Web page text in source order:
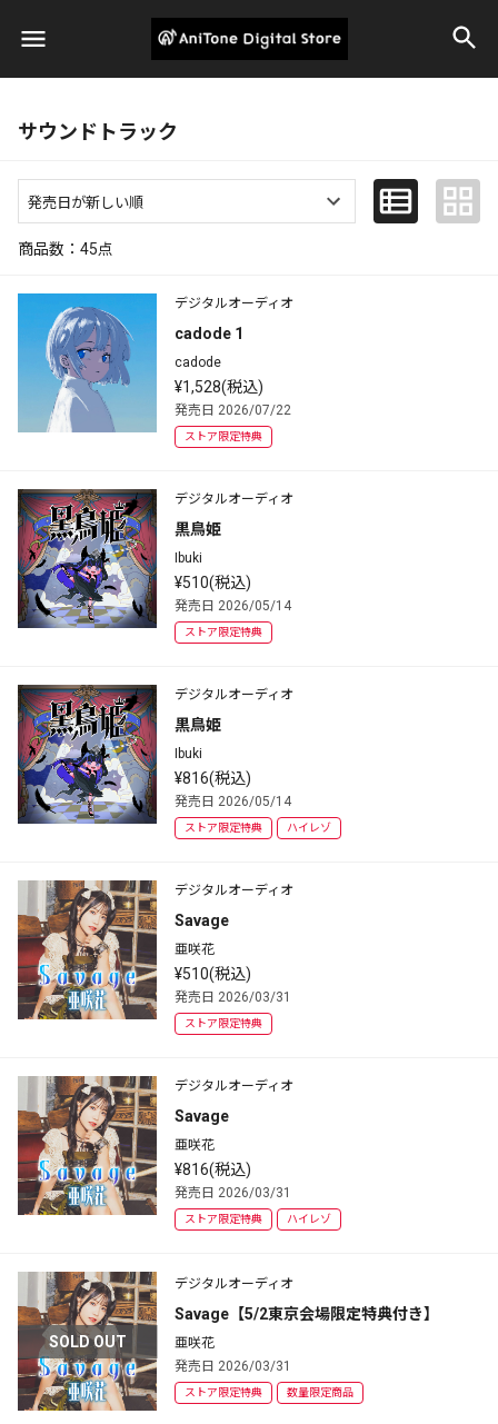
サウンドトラック
商品数： 45点
デジタルオーディオ
cadode 1
cadode
¥1,528(税込)
発売日 2026/07/22
ストア限定特典
デジタルオーディオ
黒鳥姫
Ibuki
¥510(税込)
発売日 2026/05/14
ストア限定特典
デジタルオーディオ
黒鳥姫
Ibuki
¥816(税込)
発売日 2026/05/14
ストア限定特典 ハイレゾ
デジタルオーディオ
Savage
亜咲花
¥510(税込)
発売日 2026/03/31
ストア限定特典
デジタルオーディオ
Savage
亜咲花
¥816(税込)
発売日 2026/03/31
ストア限定特典 ハイレゾ
SOLD OUT
デジタルオーディオ
Savage【5/2東京会場限定特典付き】
亜咲花
発売日 2026/03/31
ストア限定特典 数量限定商品